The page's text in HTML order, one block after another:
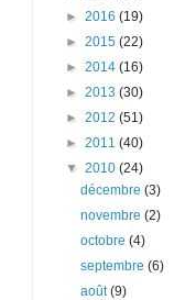
► 2016 (19)
► 2015 (22)
► 2014 (16)
► 2013 (30)
► 2012 (51)
► 2011 (40)
▼ 2010 (24)
décembre(3)
novembre(2)
octobre(4)
septembre(6)
août(9)